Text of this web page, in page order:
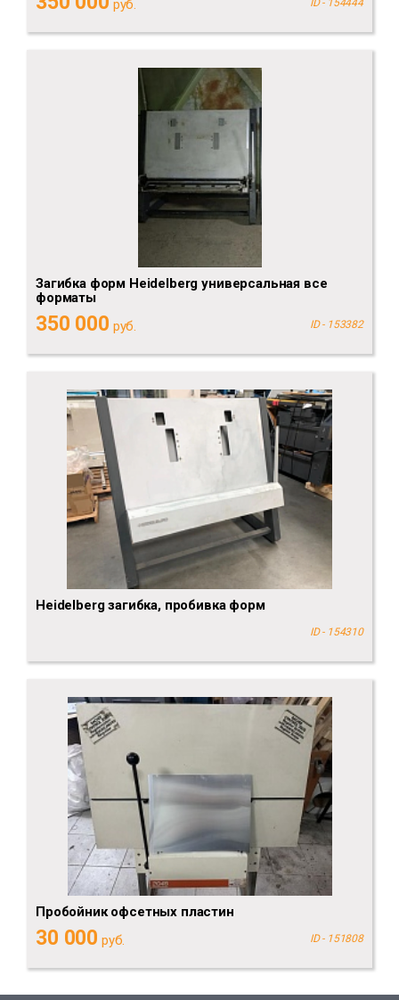
руб. ID - 154444
Загибка форм Heidelberg универсальная все
форматы
350 000 руб. ID - 153382
Heidelberg загибка, пробивка форм
ID - 154310
Пробойник офсетных пластин
30 000 руб. ID - 151808